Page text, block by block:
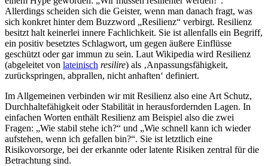
Allerdings scheiden sich die Geister, wenn man danach fragt, was
sich konkret hinter dem Buzzword „Resilienz“ verbirgt. Resilienz
besitzt halt keinerlei innere Fachlichkeit. Sie ist allenfalls ein Begriff,
ein positiv besetztes Schlagwort, um gegen äußere Einflüsse
geschützt oder gar immun zu sein. Laut Wikipedia wird Resilienz
(abgeleitet von lateinisch resilire) als ‚Anpassungsfähigkeit,
zurückspringen, abprallen, nicht anhaften‘ definiert.
Im Allgemeinen verbinden wir mit Resilienz also eine Art Schutz,
Durchhaltefähigkeit oder Stabilität in herausfordernden Lagen. In
einfachen Worten enthält Resilienz am Beispiel also die zwei
Fragen: „Wie stabil stehe ich?“ und „Wie schnell kann ich wieder
aufstehen, wenn ich gefallen bin?“. Sie ist letztlich eine
Risikovorsorge, bei der erkannte oder latente Risiken zentral für die
Betrachtung sind.